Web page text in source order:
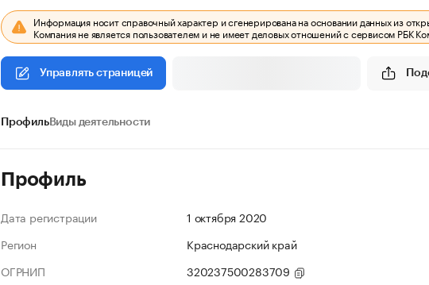
Информация носит справочный характер и сгенерирована на основании данных из
Компания не является пользователем и не имеет деловых отношений с сервисом РБК
Управлять страницей
ПрофильВиды деятельности
Профиль
Дата регистрации
1 октября 2020
Регион
Краснодарский край
ОГРНИП
320237500283709